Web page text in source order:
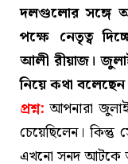
দলগুলোর সঙ্গে
পক্ষে নেতৃত্ব
আলী রীয়াজ।
নিয়ে কথা বলেছেন
প্রশ্ন:আপনারা
চেয়েছিলেন। কিন্তু
এখনো সনদ আটকে